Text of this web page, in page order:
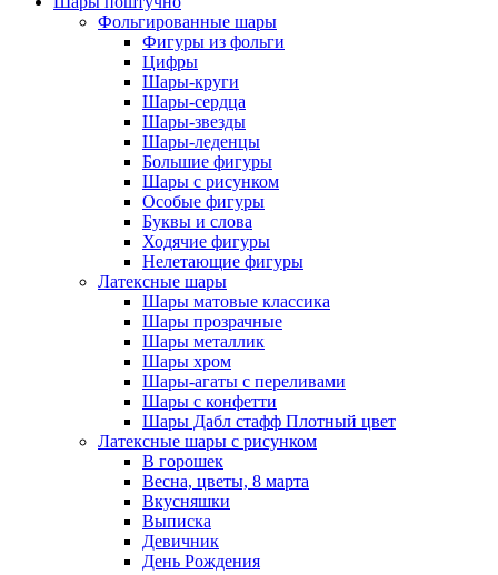
Фольгированные шары
Фигуры из фольги
Цифры
Шары-круги
Шары-сердца
Шары-звезды
Шары-леденцы
Большие фигуры
Шары с рисунком
Особые фигуры
Буквы и слова
Ходячие фигуры
Нелетающие фигуры
Латексные шары
Шары матовые классика
Шары прозрачные
Шары металлик
Шары хром
Шары-агаты с переливами
Шары с конфетти
Шары Дабл стафф Плотный цвет
Латексные шары с рисунком
В горошек
Весна, цветы, 8 марта
Вкусняшки
Выписка
Девичник
День Рождения